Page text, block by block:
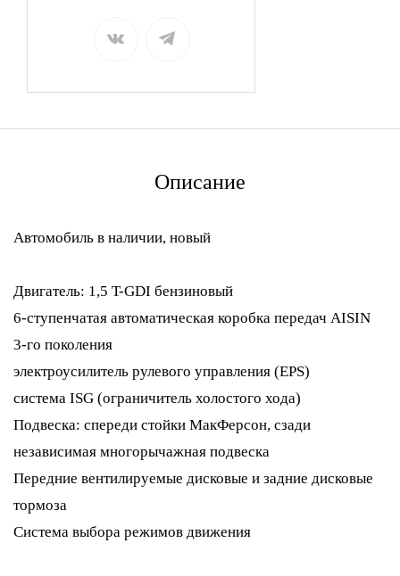
Описание
Автомобиль в наличии, новый
Двигатель: 1,5 T-GDI бензиновый
6-ступенчатая автоматическая коробка передач AISIN
3-го поколения
электроусилитель рулевого управления (EPS)
система ISG (ограничитель холостого хода)
Подвеска: спереди стойки МакФерсон, сзади
независимая многорычажная подвеска
Передние вентилируемые дисковые и задние дисковые
тормоза
Система выбора режимов движения